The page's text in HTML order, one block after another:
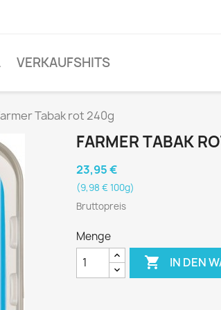
VERKAUFSHITS
Tabak rot 240g
FARMER TABAK
23,95 €
(9,98 € 100g)
Bruttopreis
Menge
 IN DEN